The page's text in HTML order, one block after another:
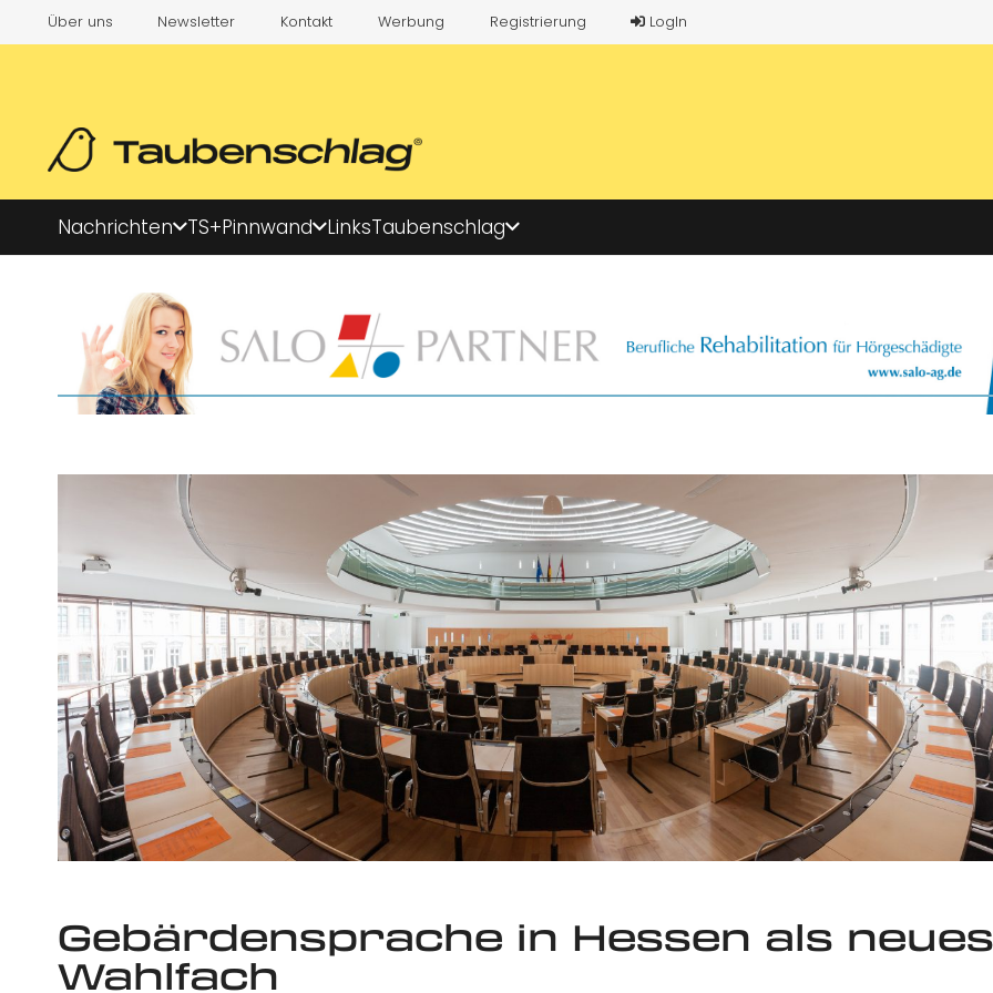
Über uns Newsletter Kontakt Werbung Registrierung LogIn
Nachrichten TS+Pinnwand LinksTaubenschlag
Gebärdensprache in Hessen als neues
Wahlfach